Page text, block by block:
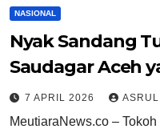
NASIONAL
Nyak Sandang
Saudagar Aceh
Ajakan Bung
Beli Pesawat
7 APRIL 2026 ASRUL
MeutiaraNews.co –